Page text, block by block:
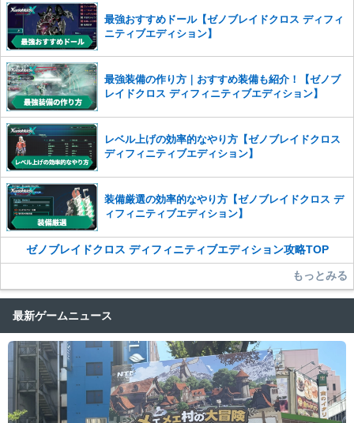
った場合は、法的措置をとらせていただく場合もございますので、あら
かじめご理解くださいませ。最強おすすめドール【ゼノブレイドクロス ディフィ
ニティブエディション】
最強装備の作り方｜おすすめ装備も紹介！【ゼノブ
レイドクロス ディフィニティブエディション】
レベル上げの効率的なやり方【ゼノブレイドクロス
ディフィニティブエディション】
装備厳選の効率的なやり方【ゼノブレイドクロス デ
ィフィニティブエディション】
ゼノブレイドクロス ディフィニティブエディション攻略TOP
もっとみる
最新ゲームニュース